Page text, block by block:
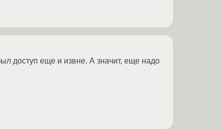
доступ еще и извне. А значит, еще надо